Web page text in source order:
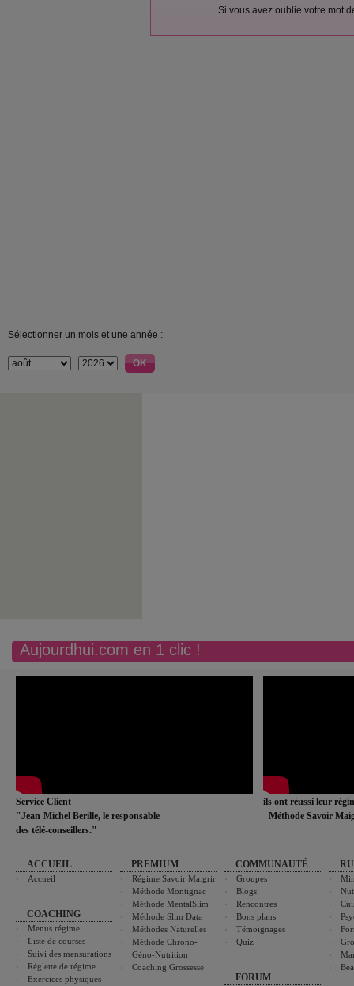
Si vous avez oublié votre mot
Sélectionner un mois et une année :
Aujourdhui.com en 1 clic !
Service Client
"Jean-Michel Berille, le responsable
des télé-conseillers."
ils ont réussi leur
- Méthode Savoir
ACCUEIL
Accueil
COACHING
Menus régime
Liste de courses
Suivi des mensurations
Réglette de régime
Exercices physiques
PREMIUM
Régime Savoir Maigrir
Méthode Montignac
Méthode MentalSlim
Méthode Slim Data
Méthodes Naturelles
Méthode Chrono-
Géno-Nutrition
Coaching Grossesse
COMMUNAUTÉ
Groupes
Blogs
Rencontres
Bons plans
Témoignages
Quiz
FORUM